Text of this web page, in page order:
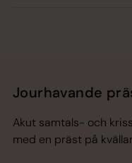
Jourhavande
Akut samtals- och
med en präst på